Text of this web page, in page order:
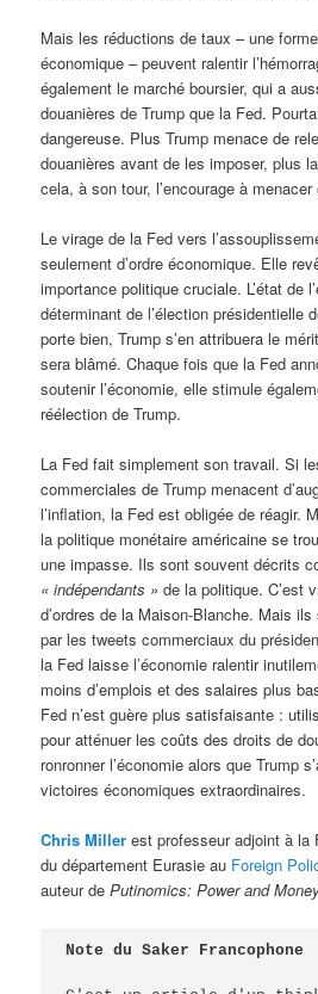
Mais les réductions de taux – une
économique – peuvent ralentir
également le marché boursier, qui a
douanières de Trump que la Fed.
dangereuse. Plus Trump menace de
douanières avant de les imposer, plus
cela, à son tour, l’encourage à
Le virage de la Fed vers
seulement d’ordre économique. Elle
importance politique cruciale. L’état de
déterminant de l’élection présidentielle
porte bien, Trump s’en attribuera le
sera blâmé. Chaque fois que la Fed
soutenir l’économie, elle stimule
réélection de Trump.
La Fed fait simplement son travail. Si
commerciales de Trump menacent
l’inflation, la Fed est obligée de réagir.
la politique monétaire américaine se
une impasse. Ils sont souvent décrits
« indépendants » de la politique. C’est
d’ordres de la Maison-Blanche. Mais
par les tweets commerciaux du
la Fed laisse l’économie ralentir
moins d’emplois et des salaires plus
Fed n’est guère plus satisfaisante :
pour atténuer les coûts des droits de
ronronner l’économie alors que Trump
victoires économiques extraordinaires.
Chris Miller est professeur adjoint à la
du département Eurasie au Foreign
auteur dePutinomics: Power and
Note du Saker Francophone